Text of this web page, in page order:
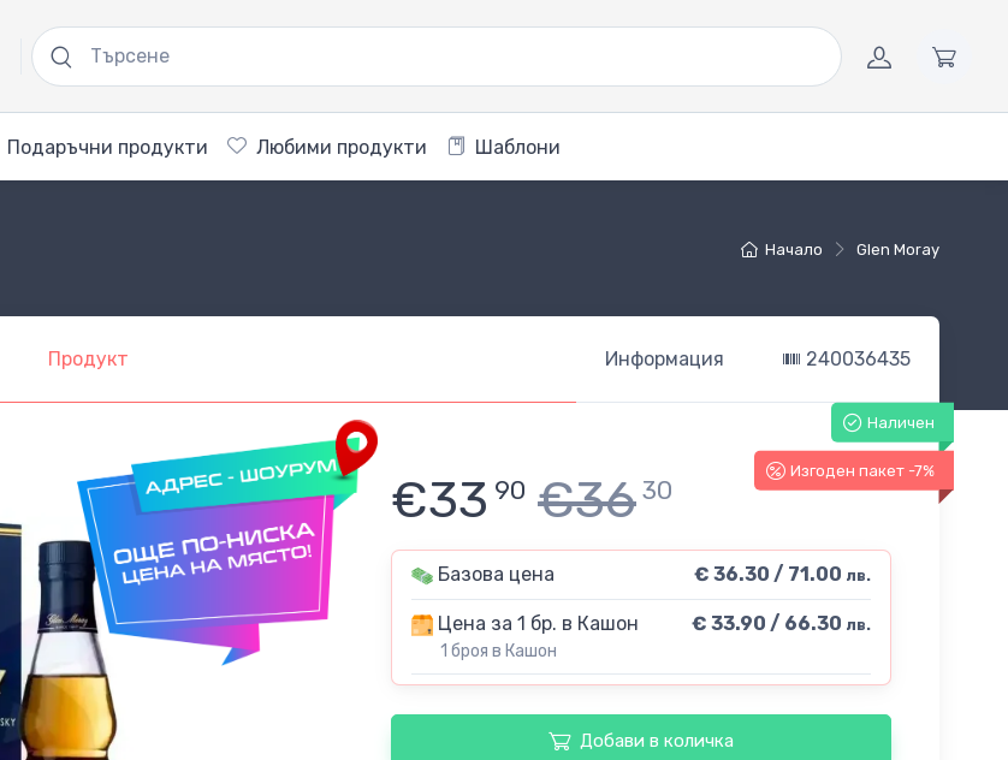
Подаръчни продукти Любими продукти Шаблони
Начало Glen Moray
Продукт Информация 240036435
Наличен
Изгоден пакет -7%
€33 90 €36 30
Базова цена € 36.30 / 71.00 лв.
Цена за 1 бр. в Кашон
1 броя в Кашон
€ 33.90 / 66.30 лв.
Добави в количка